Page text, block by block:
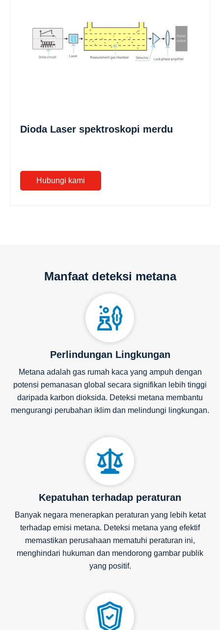
Dioda Laser spektroskopi merdu
Hubungi kami
Manfaat deteksi metana
Perlindungan Lingkungan
Metana adalah gas rumah kaca yang ampuh dengan
potensi pemanasan global secara signifikan lebih tinggi
daripada karbon dioksida. Deteksi metana membantu
mengurangi perubahan iklim dan melindungi lingkungan.
Kepatuhan terhadap peraturan
Banyak negara menerapkan peraturan yang lebih ketat
terhadap emisi metana. Deteksi metana yang efektif
memastikan perusahaan mematuhi peraturan ini,
menghindari hukuman dan mendorong gambar publik
yang positif.